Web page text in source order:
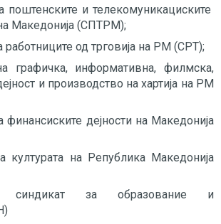
поштенските и телекомуникациските
Македонија (СПТРМ);
работниците од трговија на РМ (СРТ);
графичка, информативна, филмска,
и производство на хартија на РМ
финансиските дејности на Македонија
културата на Република Македонија
синдикат за образование и